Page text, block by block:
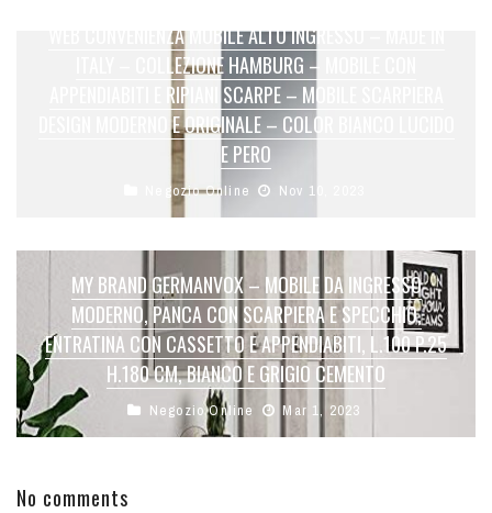
WEB CONVENIENZA MOBILE ALTO INGRESSO – MADE IN
ITALY – COLLEZIONE HAMBURG – MOBILE CON
APPENDIABITI E RIPIANI SCARPE – MOBILE SCARPIERA
DESIGN MODERNO E ORIGINALE – COLOR BIANCO LUCIDO
E PERO
Negozio Online Nov 10, 2023
MY BRAND GERMANVOX – MOBILE DA INGRESSO
MODERNO, PANCA CON SCARPIERA E SPECCHIO,
ENTRATINA CON CASSETTO E APPENDIABITI, L.100 P.25
H.180 CM, BIANCO E GRIGIO CEMENTO
Negozio Online Mar 1, 2023
No comments